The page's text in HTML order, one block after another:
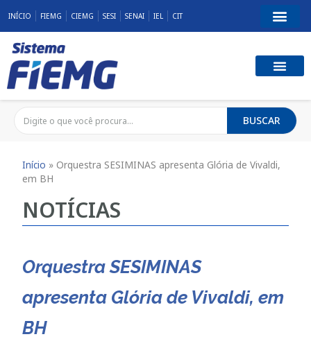
INÍCIO FIEMG CIEMG SESI SENAI IEL CIT
BUSCAR
Início » Orquestra SESIMINAS apresenta Glória de Vivaldi,
em BH
NOTÍCIAS
Orquestra SESIMINAS
apresenta Glória de Vivaldi, em
BH